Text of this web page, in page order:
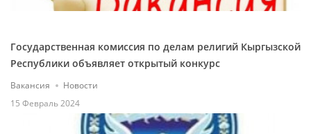
Государственная комиссия по делам религий Кыргызской
Республики объявляет открытый конкурс
Вакансия
Новости
15 Февраль 2024